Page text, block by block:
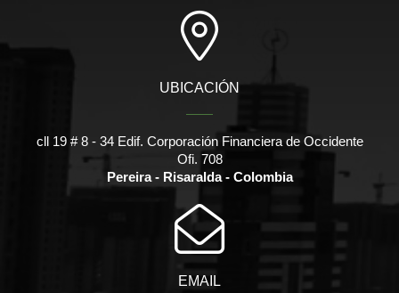
UBICACIÓN
cll 19 # 8 - 34 Edif. Corporación Financiera de Occidente
Ofi. 708
Pereira - Risaralda - Colombia
EMAIL